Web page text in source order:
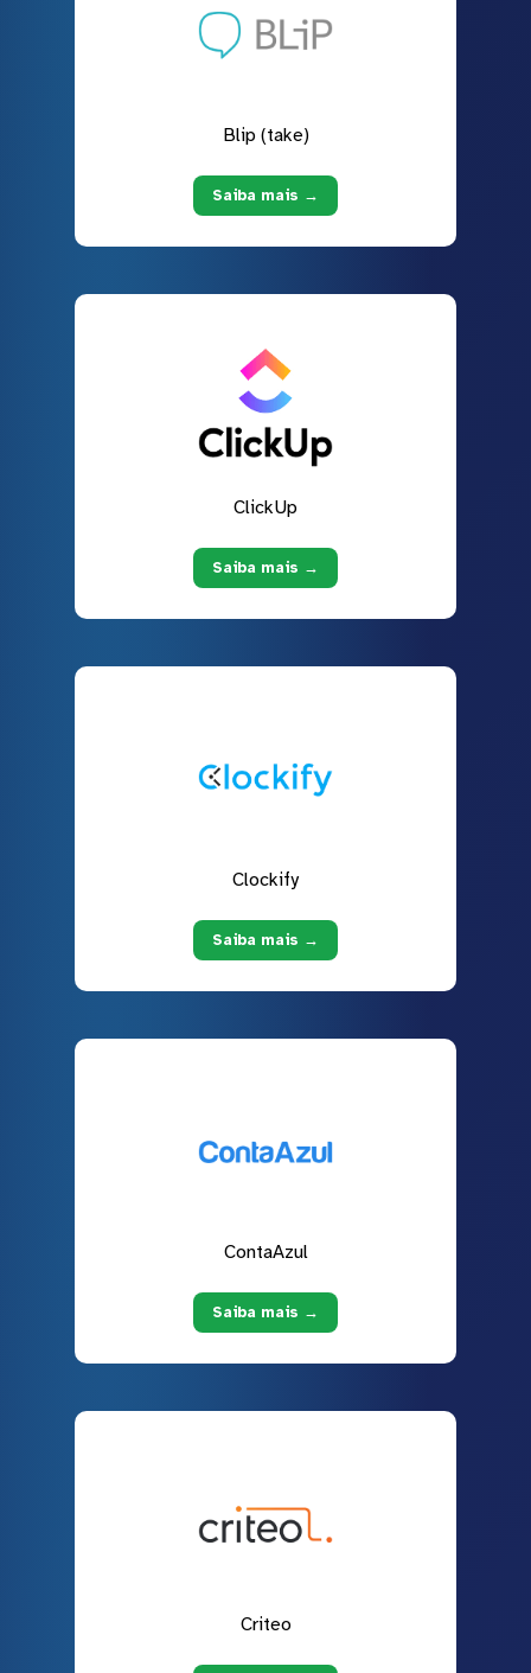
Blip (take)
Saiba mais →
ClickUp
Saiba mais →
Clockify
Saiba mais →
ContaAzul
Saiba mais →
Criteo